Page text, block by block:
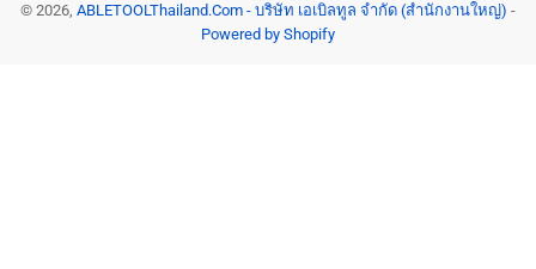
© 2026, ABLETOOLThailand.Com - บริษัท เอเบิลทูล จำกัด (สำนักงานใหญ่) -
Powered by Shopify